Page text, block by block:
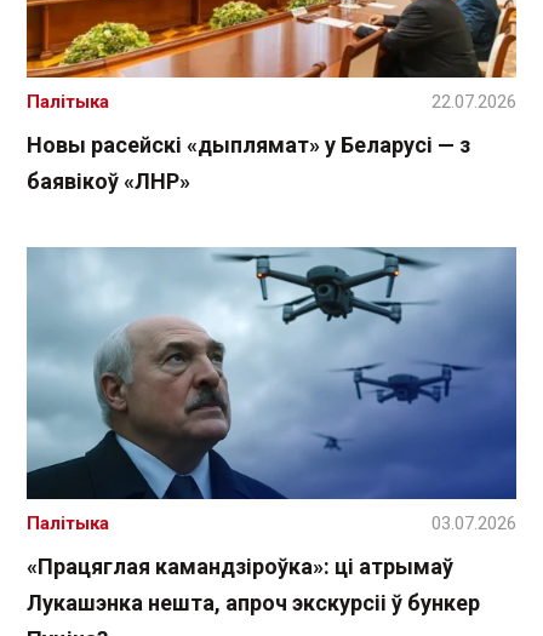
Новы расейскі «дыплямат» у Беларусі — з
баявікоў «ЛНР»
Палітыка 22.07.2026
«Працяглая камандзіроўка»: ці атрымаў
Лукашэнка нешта, апроч экскурсіі ў бункер
Палітыка 03.07.2026